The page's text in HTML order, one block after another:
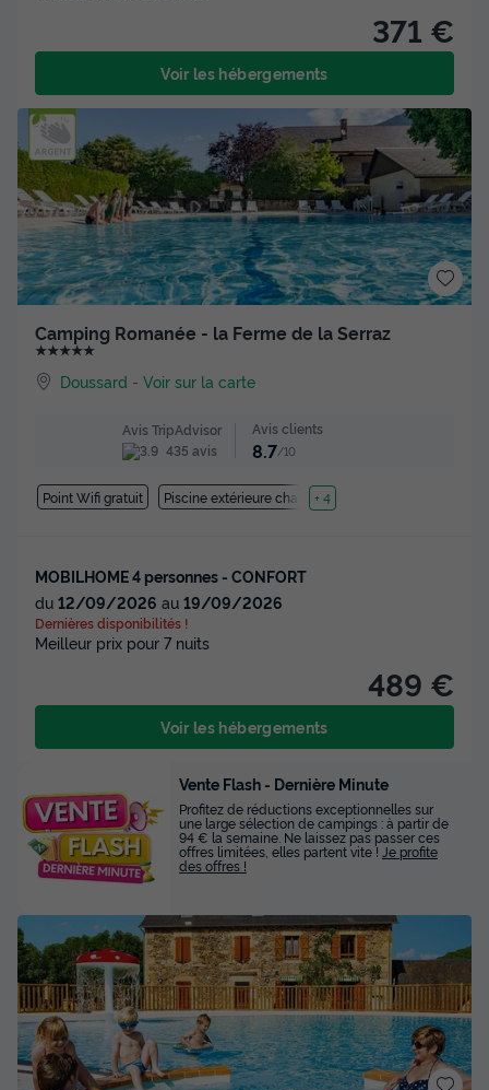
371 €
Voir les hébergements
Camping Romanée - la Ferme de la Serraz
★★★★★
Doussard -Voir sur la carte
Avis TripAdvisor
435 avis
Avis clients
8.7/10
Point Wifi gratuit Piscine extérieure chauffée
+ 4
MOBILHOME 4 personnes - CONFORT
du 12/09/2026 au 19/09/2026
Meilleur prix pour 7 nuits
Dernières disponibilités !
489 €
Voir les hébergements
Vente Flash - Dernière Minute
Profitez de réductions exceptionnelles sur
une large sélection de campings : à partir de
94 € la semaine. Ne laissez pas passer ces
offres limitées, elles partent vite ! Je profite
des offres !